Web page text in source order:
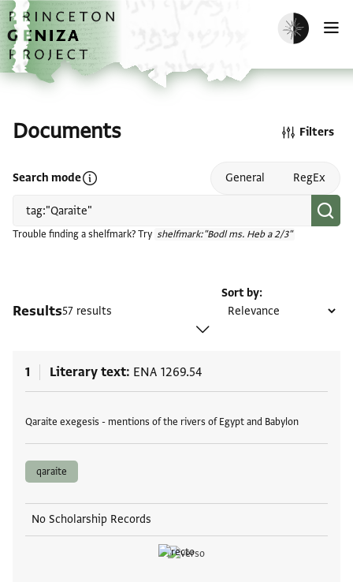
Skip to main content
home
Enable dark
Documents
Search modeOpen search mode help General RegEx
Trouble finding a shelfmark? Try shelfmark:"Bodl ms. Heb a 2/3"
Filters
Results57 results
Sort by
1 Literary text ENA 1269.54
Qaraite exegesis - mentions of the rivers of Egypt and Babylon
qaraite
No Scholarship Records